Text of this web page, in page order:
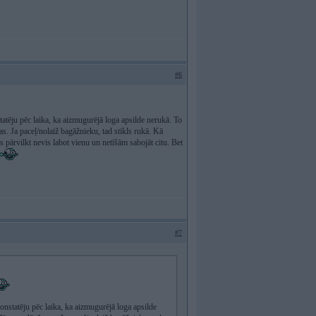
#6
pēc laika, ka aizmugurējā loga apsilde nerukā. To
Ja paceļ/nolaiž bagāžnieku, tad stikls rukā. Kā
pārvilkt nevis labot vienu un netīšām sabojāt citu. Bet
#7
pēc laika, ka aizmugurējā loga apsilde